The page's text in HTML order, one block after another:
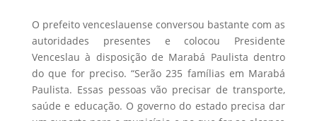
O prefeito venceslauense conversou bastante com as
autoridades presentes e colocou Presidente
Venceslau à disposição de Marabá Paulista dentro
do que for preciso. “Serão 235 famílias em Marabá
Paulista. Essas pessoas vão precisar de transporte,
saúde e educação. O governo do estado precisa dar